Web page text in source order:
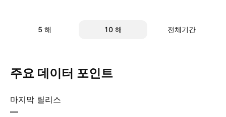
5 해 10 해 전체기간
주요 데이터 포인트
마지막 릴리스
—